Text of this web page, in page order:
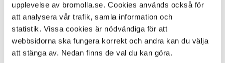
upplevelse av bromolla.se. Cookies används också för
att analysera vår trafik, samla information och
statistik. Vissa cookies är nödvändiga för att
webbsidorna ska fungera korrekt och andra kan du välja
att stänga av. Nedan finns de val du kan göra.
Efter målgång serveras vatten, frukt och choklad och
Fogarolli bjuder på värmande dryck från kafévagnen
Eventet avrundas cirka 14.30 med prisutdelning som
dras på din deltagarlott.